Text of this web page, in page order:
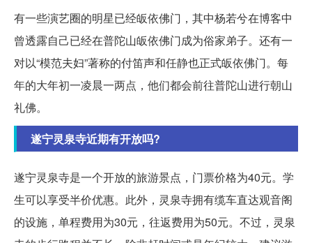
有一些演艺圈的明星已经皈依佛门，其中杨若兮在博客中
曾透露自己已经在普陀山皈依佛门成为俗家弟子。还有一
对以“模范夫妇”著称的付笛声和任静也正式皈依佛门。每
年的大年初一凌晨一两点，他们都会前往普陀山进行朝山
礼佛。
遂宁灵泉寺近期有开放吗?
遂宁灵泉寺是一个开放的旅游景点，门票价格为40元。学
生可以享受半价优惠。此外，灵泉寺拥有缆车直达观音阁
的设施，单程费用为30元，往返费用为50元。不过，灵泉